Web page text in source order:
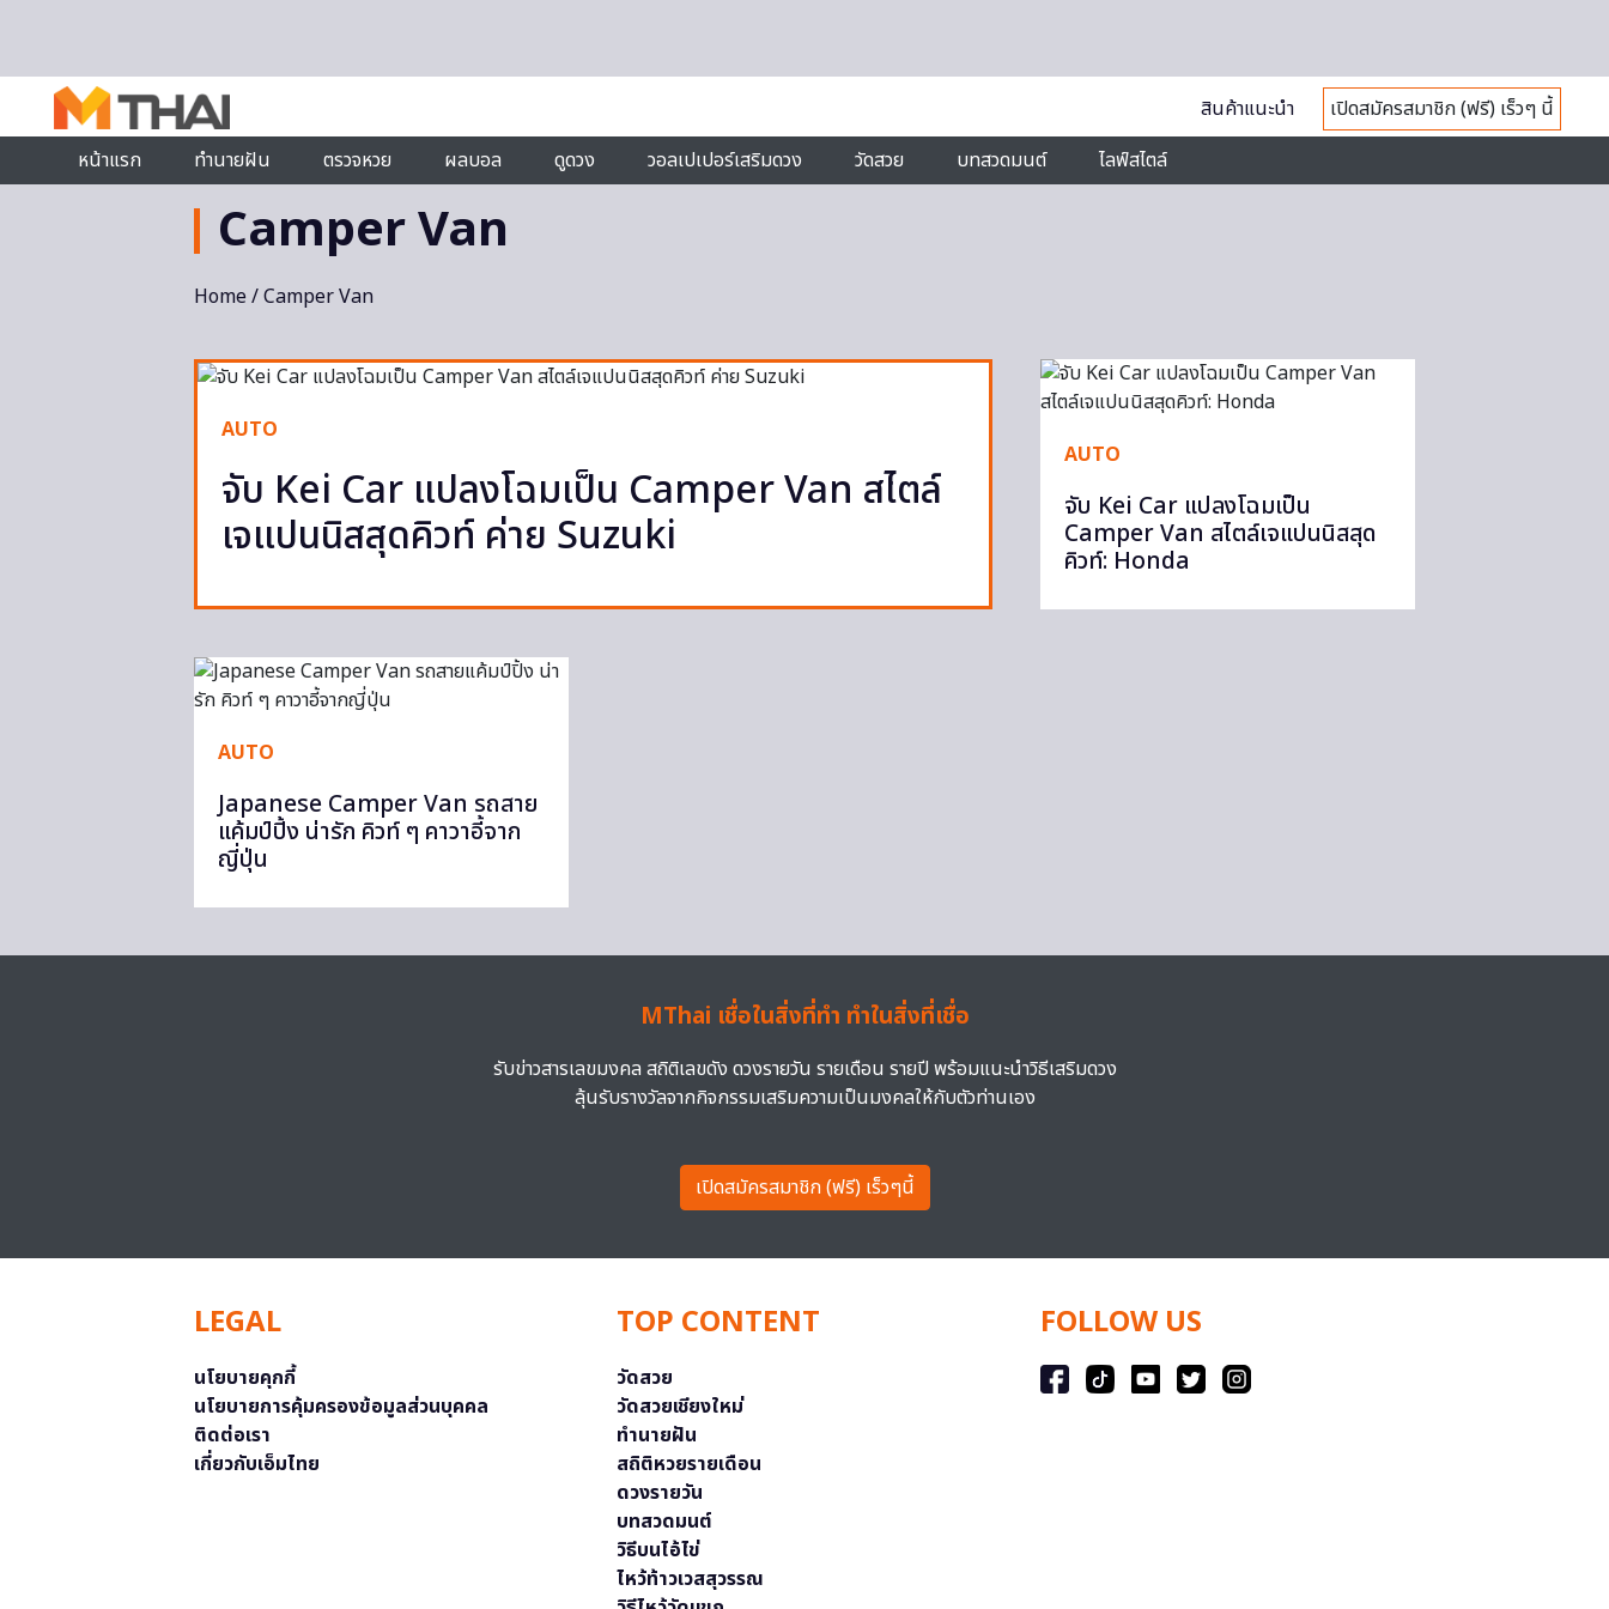
สินค้าแนะนำ
เปิดสมัครสมาชิก (ฟรี) เร็วๆ นี้
หน้าแรก
ทำนายฝัน ตรวจหวย ผลบอล ดูดวง วอลเปเปอร์เสริมดวง วัดสวย บทสวดมนต์ ไลฟ์สไตล์
Camper Van
Home/ Camper Van
AUTO
จับ Kei Car แปลงโฉมเป็น Camper Van สไตล์
เจแปนนิสสุดคิวท์ ค่าย Suzuki
AUTO
จับ Kei Car แปลงโฉมเป็น
Camper Van สไตล์เจแปนนิสสุด
คิวท์: Honda
AUTO
Japanese Camper Van รถสาย
แค้มป์ปิ้ง น่ารัก คิวท์ ๆ คาวาอี้จาก
ญี่ปุ่น
MThai เชื่อในสิ่งที่ทำ ทำในสิ่งที่เชื่อ
รับข่าวสารเลขมงคล สถิติเลขดัง ดวงรายวัน รายเดือน รายปี พร้อมแนะนำวิธีเสริมดวง
ลุ้นรับรางวัลจากกิจกรรมเสริมความเป็นมงคลให้กับตัวท่านเอง
เปิดสมัครสมาชิก (ฟรี) เร็วๆนี้
LEGAL
นโยบายคุกกี้
นโยบายการคุ้มครองข้อมูลส่วนบุคคล
ติดต่อเรา
เกี่ยวกับเอ็มไทย
TOP CONTENT
วัดสวย
วัดสวยเชียงใหม่
ทำนายฝัน
สถิติหวยรายเดือน
ดวงรายวัน
บทสวดมนต์
วิธีบนไอ้ไข่
ไหว้ท้าวเวสสุวรรณ
FOLLOW US